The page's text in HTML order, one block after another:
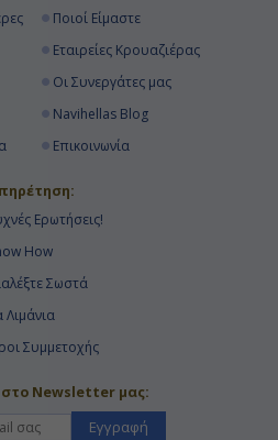
Ποιοί Είμαστε
Εταιρείες Κρουαζιέρας
Οι Συνεργάτες μας
Navihellas Blog
Επικοινωνία
Ερωτήσεις!
How
Σωστά
Λιμάνια
Συμμετοχής
στο Newsletter μας:
Εγγραφή